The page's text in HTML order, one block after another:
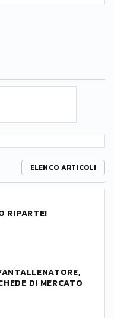
ELENCO ARTICOLI
RIPARTE!
DI MERCATO